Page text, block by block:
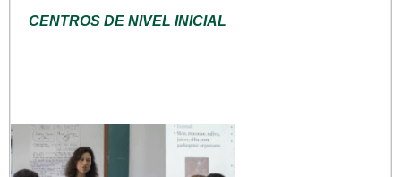
CENTROS DE NIVEL INICIAL